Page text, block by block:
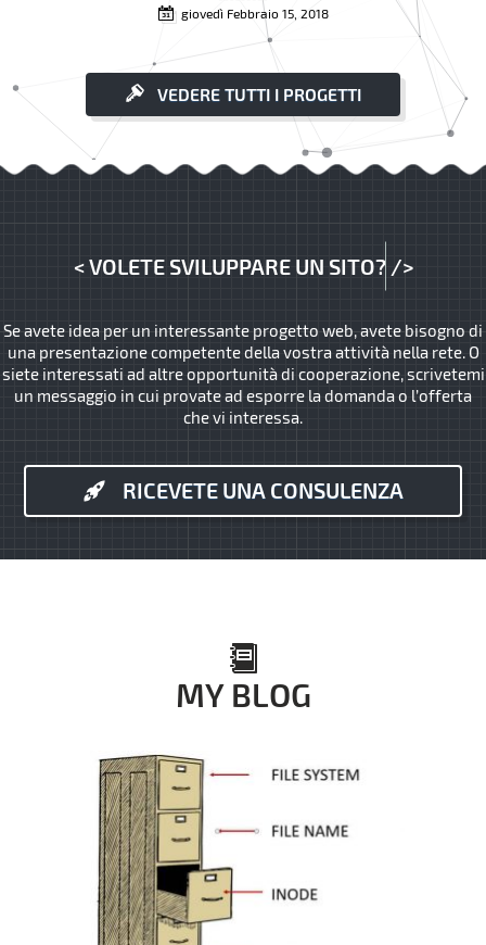
giovedì Febbraio 15, 2018
VEDERE TUTTI I PROGETTI
<VOLETE SVILUPPARE UN SITO? />
Se avete idea per un interessante progetto web, avete bisogno di
una presentazione competente della vostra attività nella rete. O
siete interessati ad altre opportunità di cooperazione, scrivetemi
un messaggio in cui provate ad esporre la domanda o l’offerta
che vi interessa.
RICEVETE UNA CONSULENZA
MY BLOG